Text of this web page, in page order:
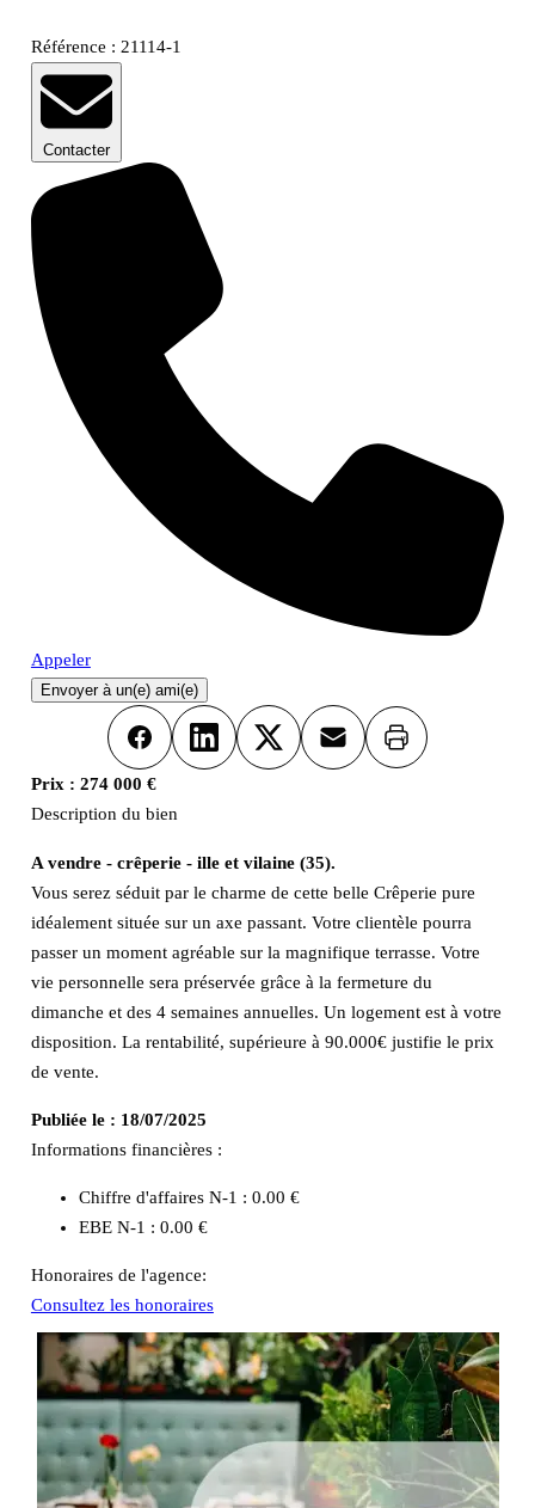
Référence : 21114-1
Contacter
Appeler
Envoyer à un(e) ami(e)
FacebookLinkedInX Email Imprimer
Prix : 274 000 €
Description du bien
A vendre - crêperie - ille et vilaine (35).
Vous serez séduit par le charme de cette belle Crêperie pure
idéalement située sur un axe passant. Votre clientèle pourra
passer un moment agréable sur la magnifique terrasse. Votre
vie personnelle sera préservée grâce à la fermeture du
dimanche et des 4 semaines annuelles. Un logement est à votre
disposition. La rentabilité, supérieure à 90.000€ justifie le prix
de vente.
Publiée le : 18/07/2025
Informations financières :
Chiffre d'affaires N-1 : 0.00 €
EBE N-1 : 0.00 €
Honoraires de l'agence:
Consultez les honoraires